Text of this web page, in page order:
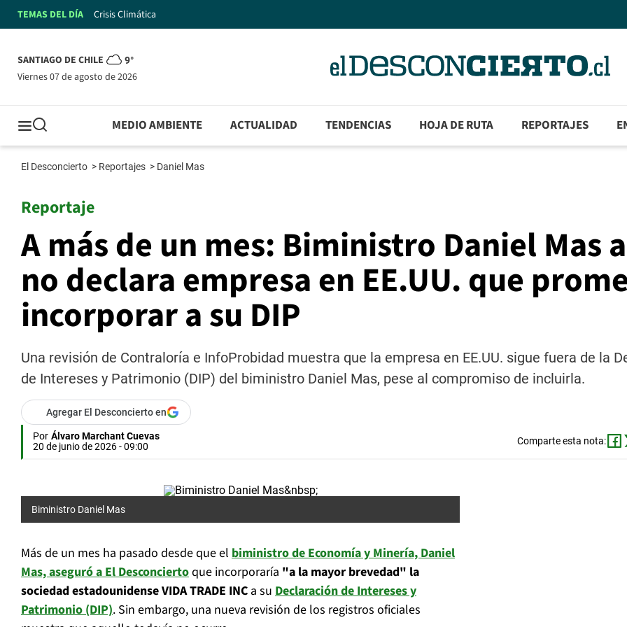
TEMAS DEL DÍA Crisis Climática
SANTIAGO DE CHILE 9°
viernes 07 de agosto de 2026
MEDIO AMBIENTE ACTUALIDAD TENDENCIAS HOJA DE RUTA REPORTAJES
El Desconcierto > Reportajes > Daniel Mas
Reportaje
A más de un mes: Biministro Daniel Mas
no declara empresa en EE.UU. que
incorporar a su DIP
Una revisión de Contraloría e InfoProbidad muestra que la empresa en EE.UU. sigue fuera de la
de Intereses y Patrimonio (DIP) del biministro Daniel Mas, pese al compromiso de incluirla.
Agregar El Desconcierto en
Por Álvaro Marchant Cuevas
20 de junio de 2026 - 09:00
Comparte esta nota:
Biministro Daniel Mas
Más de un mes ha pasado desde que el biministro de Economía y Minería, Daniel
Mas, aseguró a El Desconciertoque incorporaría "a la mayor brevedad" la
sociedad estadounidense VIDA TRADE INC a su Declaración de Intereses y
Patrimonio (DIP). Sin embargo, una nueva revisión de los registros oficiales